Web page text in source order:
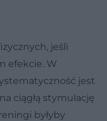
jeśli
efekcie. W
jest
ciągłą stymulację
byłyby